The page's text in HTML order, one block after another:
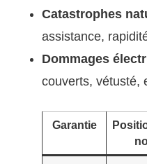
Catastrophes
assistance,
Dommages
couverts, vétusté,
Garantie